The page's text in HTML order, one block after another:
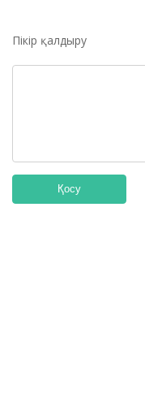
Пікір қалдыру
Қосу